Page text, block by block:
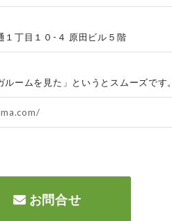
１丁目１０-４ 原田ビル５階
ームを見た」というとスムーズです。
お問合せ